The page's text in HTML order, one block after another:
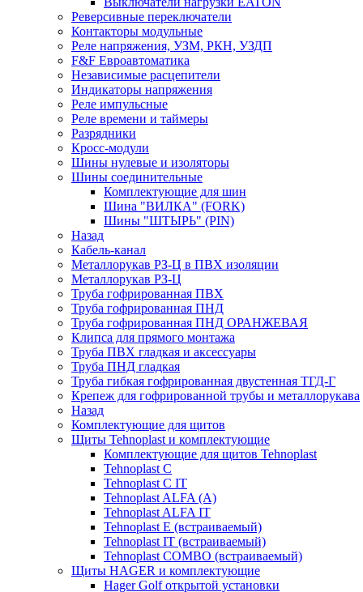
Реверсивные переключатели
Контакторы модульные
Реле напряжения, УЗМ, РКН, УЗДП
F&F Евроавтоматика
Независимые расцепители
Индикаторы напряжения
Реле импульсные
Реле времени и таймеры
Разрядники
Кросс-модули
Шины нулевые и изоляторы
Шины соединительные
Комплектующие для шин
Шина "ВИЛКА" (FORK)
Шины "ШТЫРЬ" (PIN)
Назад
Кабель-канал
Металлорукав РЗ-Ц в ПВХ изоляции
Металлорукав РЗ-Ц
Труба гофрированная ПВХ
Труба гофрированная ПНД
Труба гофрированная ПНД ОРАНЖЕВАЯ
Клипса для прямого монтажа
Труба ПВХ гладкая и аксессуары
Труба ПНД гладкая
Труба гибкая гофрированная двустенная ТГД-Г
Крепеж для гофрированной трубы и металлорукава
Назад
Комплектующие для щитов
Щиты Tehnoplast и комплектующие
Комплектующие для щитов Tehnoplast
Tehnoplast C
Tehnoplast C IT
Tehnoplast ALFA (А)
Tehnoplast ALFA IT
Tehnoplast E (встраиваемый)
Tehnoplast IT (встраиваемый)
Tehnoplast COMBO (встраиваемый)
Щиты HAGER и комплектующие
Hager Golf открытой установки